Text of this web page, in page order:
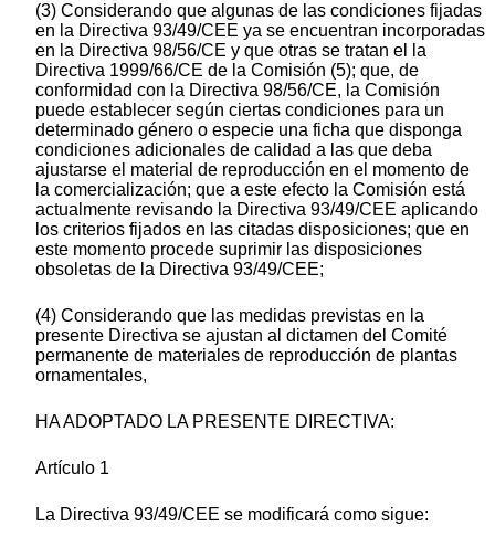
(3) Considerando que algunas de las condiciones fijadas
en la Directiva 93/49/CEE ya se encuentran incorporadas
en la Directiva 98/56/CE y que otras se tratan el la
Directiva 1999/66/CE de la Comisión (5); que, de
conformidad con la Directiva 98/56/CE, la Comisión
puede establecer según ciertas condiciones para un
determinado género o especie una ficha que disponga
condiciones adicionales de calidad a las que deba
ajustarse el material de reproducción en el momento de
la comercialización; que a este efecto la Comisión está
actualmente revisando la Directiva 93/49/CEE aplicando
los criterios fijados en las citadas disposiciones; que en
este momento procede suprimir las disposiciones
obsoletas de la Directiva 93/49/CEE;
(4) Considerando que las medidas previstas en la
presente Directiva se ajustan al dictamen del Comité
permanente de materiales de reproducción de plantas
ornamentales,
HA ADOPTADO LA PRESENTE DIRECTIVA:
Artículo 1
La Directiva 93/49/CEE se modificará como sigue: